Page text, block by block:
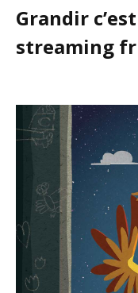
Grandir
streaming fr